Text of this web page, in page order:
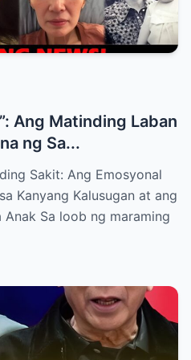
Ang Matinding Laban
ng Sa...
Sakit: Ang Emosyonal
Kanyang Kalusugan at ang
Anak Sa loob ng maraming